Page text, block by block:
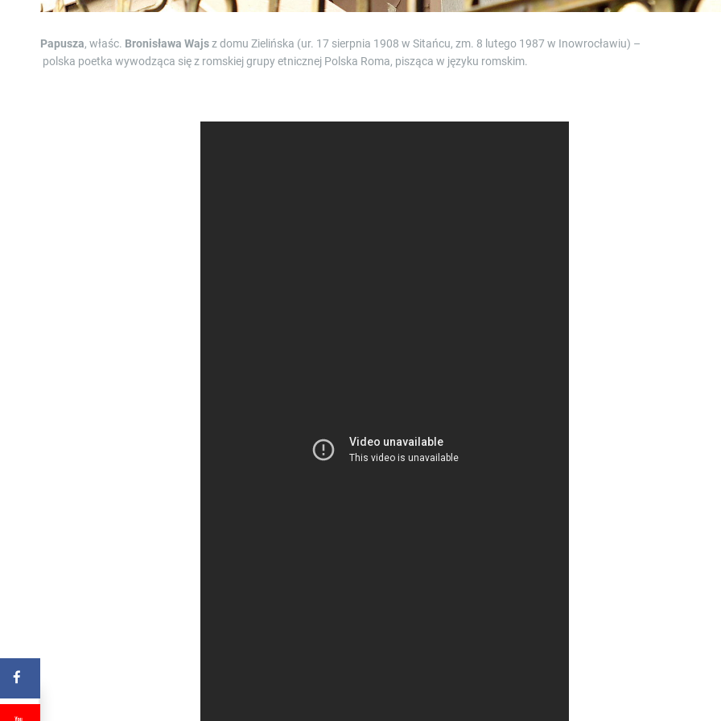
Papusza, właśc. Bronisława Wajsz domu Zielińska (ur. 17 sierpnia 1908 w Sitańcu, zm. 8 lutego 1987 w Inowrocławiu) –
polska poetka wywodząca się z romskiej grupy etnicznej Polska Roma, pisząca w języku romskim.